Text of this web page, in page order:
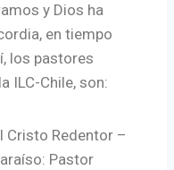
y Dios ha
en tiempo
los pastores
ILC-Chile, son:
Cristo Redentor –
Pastor